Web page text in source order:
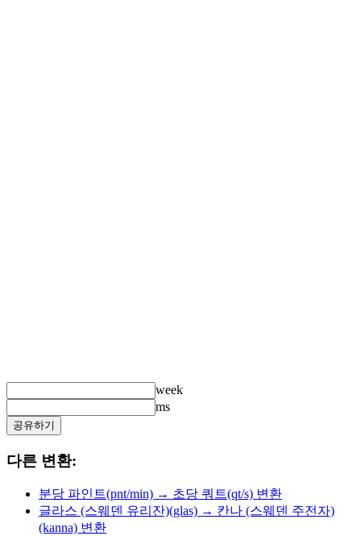
week
ms
공유하기
다른 변환:
분당 파인트(pnt/min) → 초당 쿼트(qt/s) 변환
글라스 (스웨덴 유리잔)(glas) → 칸나 (스웨덴 주전자)
(kanna) 변환